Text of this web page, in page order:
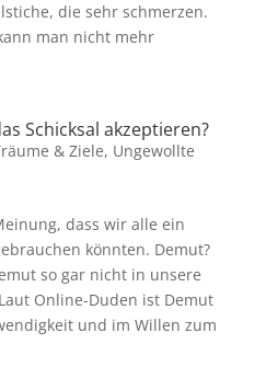
die sehr schmerzen.
man nicht mehr
Schicksal akzeptieren?
& Ziele, Ungewollte
dass wir alle ein
könnten. Demut?
so gar nicht in unsere
Online-Duden ist Demut
und im Willen zum